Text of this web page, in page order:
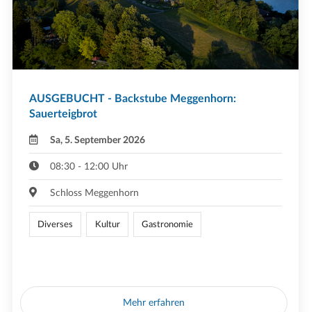
AUSGEBUCHT - Backstube Meggenhorn:
Sauerteigbrot
Sa, 5. September 2026
08:30 - 12:00 Uhr
Schloss Meggenhorn
Diverses Kultur Gastronomie
Mehr erfahren